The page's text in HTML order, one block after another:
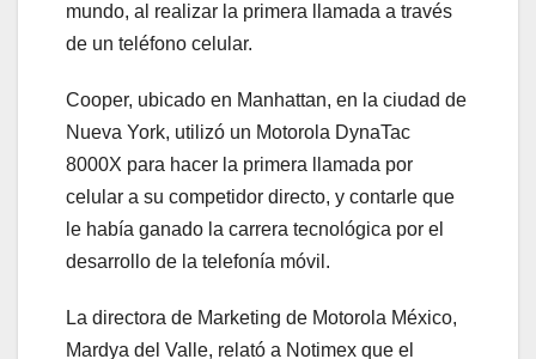
mundo, al realizar la primera llamada a través
de un teléfono celular.
Cooper, ubicado en Manhattan, en la ciudad de
Nueva York, utilizó un Motorola DynaTac
8000X para hacer la primera llamada por
celular a su competidor directo, y contarle que
le había ganado la carrera tecnológica por el
desarrollo de la telefonía móvil.
La directora de Marketing de Motorola México,
Mardya del Valle, relató a Notimex que el